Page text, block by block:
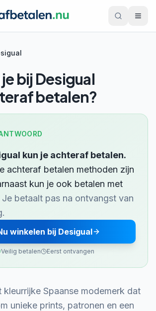
bij Desigual
betalen?
kun je achteraf betalen.
achteraf betalen methoden zijn
kun je ook betalen met
Je betaalt pas na ontvangst van
winkelen bij Desigual
Veilig betalen Eerst ontvangen
kleurrijke Spaanse modemerk dat
unieke prints, patronen en een